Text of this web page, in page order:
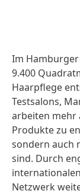
Im
9.400
Haarpflege
Testsalons,
arbeiten mehr
Produkte zu
sondern auch
sind. Durch
Netzwerk